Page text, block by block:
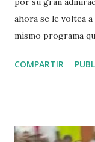
ahora se le voltea
mismo programa
COMPARTIR